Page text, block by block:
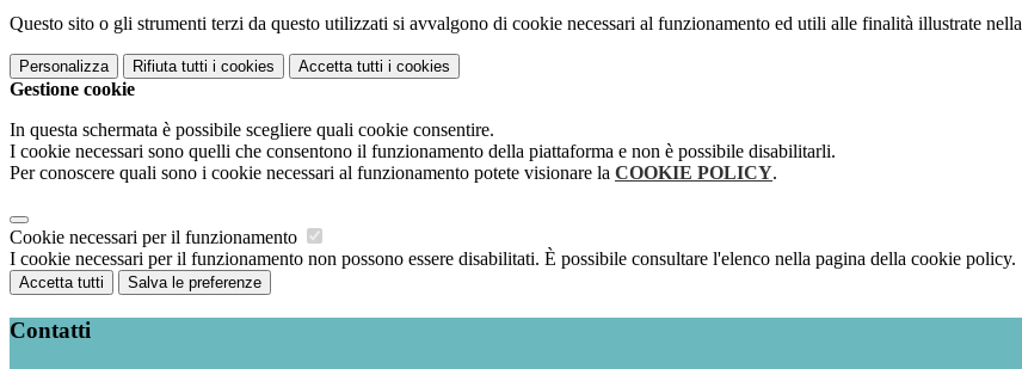
Questo sito o gli strumenti terzi da questo utilizzati si avvalgono di cookie necessari al funzionamento ed utili alle finalità illustrate nella
Personalizza Rifiuta tutti i cookies Accetta tutti i cookies
Gestione cookie
In questa schermata è possibile scegliere quali cookie consentire.
I cookie necessari sono quelli che consentono il funzionamento della piattaforma e non è possibile disabilitarli.
Per conoscere quali sono i cookie necessari al funzionamento potete visionare la COOKIE POLICY.
Cookie necessari per il funzionamento
I cookie necessari per il funzionamento non possono essere disabilitati. È possibile consultare l'elenco nella pagina della cookie policy.
Accetta tutti Salva le preferenze
Contatti